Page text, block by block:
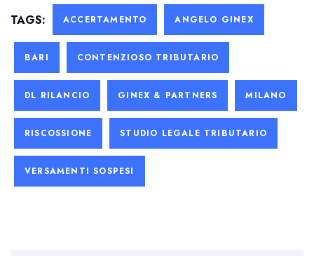
TAGS: ACCERTAMENTO ANGELO GINEX
BARI CONTENZIOSO TRIBUTARIO
DL RILANCIO GINEX & PARTNERS MILANO
RISCOSSIONE STUDIO LEGALE TRIBUTARIO
VERSAMENTI SOSPESI